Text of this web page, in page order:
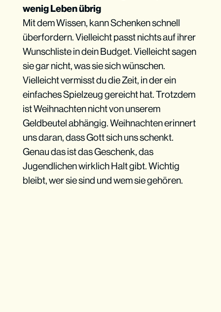
wenig Leben übrig
Mit dem Wissen, kann Schenken schnell
überfordern. Vielleicht passt nichts auf ihrer
Wunschliste in dein Budget. Vielleicht sagen
sie gar nicht, was sie sich wünschen.
Vielleicht vermisst du die Zeit, in der ein
einfaches Spielzeug gereicht hat. Trotzdem
ist Weihnachten nicht von unserem
Geldbeutel abhängig. Weihnachten erinnert
uns daran, dass Gott sich uns schenkt.
Genau das ist das Geschenk, das
Jugendlichen wirklich Halt gibt. Wichtig
bleibt, wer sie sind und wem sie gehören.